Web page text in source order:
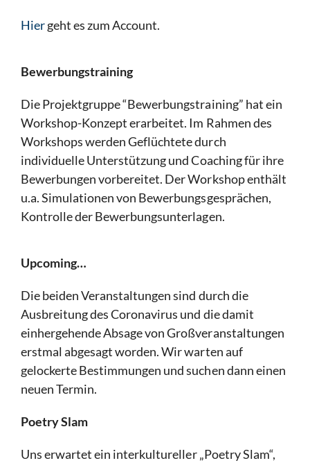
Hiergeht es zum Account.
Bewerbungstraining
Die Projektgruppe “Bewerbungstraining” hat ein
Workshop-Konzept erarbeitet. Im Rahmen des
Workshops werden Geflüchtete durch
individuelle Unterstützung und Coaching für ihre
Bewerbungen vorbereitet. Der Workshop enthält
u.a. Simulationen von Bewerbungsgesprächen,
Kontrolle der Bewerbungsunterlagen.
Upcoming…
Die beiden Veranstaltungen sind durch die
Ausbreitung des Coronavirus und die damit
einhergehende Absage von Großveranstaltungen
erstmal abgesagt worden. Wir warten auf
gelockerte Bestimmungen und suchen dann einen
neuen Termin.
Poetry Slam
Uns erwartet ein interkultureller „Poetry Slam“,